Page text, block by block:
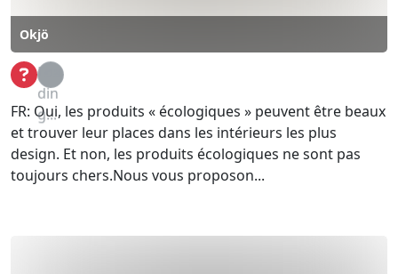
Okjö
Loa
din
g...
FR: Oui, les produits « écologiques » peuvent être beaux
et trouver leur places dans les intérieurs les plus
design. Et non, les produits écologiques ne sont pas
toujours chers.Nous vous proposon...